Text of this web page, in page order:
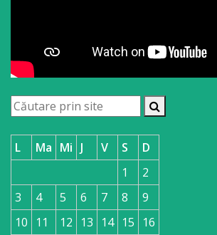
L Ma Mi J V S
D
1
2
3
4 5 6 7 8
9
10
11 12 13 14 15 16